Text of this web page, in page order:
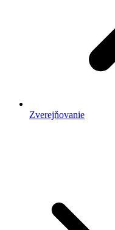
Zverejňovanie